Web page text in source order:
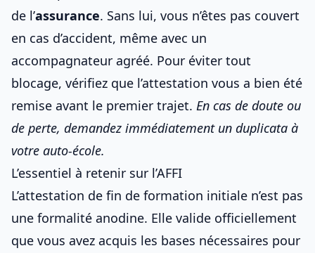
de l’assurance. Sans lui, vous n’êtes pas couvert
en cas d’accident, même avec un
accompagnateur agréé. Pour éviter tout
blocage, vérifiez que l’attestation vous a bien été
remise avant le premier trajet. En cas de doute ou
de perte, demandez immédiatement un duplicata à
votre auto-école.
L’essentiel à retenir sur l’AFFI
L’attestation de fin de formation initiale n’est pas
une formalité anodine. Elle valide officiellement
que vous avez acquis les bases nécessaires pour